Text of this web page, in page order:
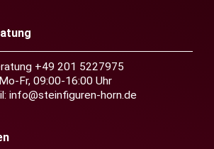
+49 201 5227975
Mo-Fr, 09:00-16:00 Uhr
info@steinfiguren-horn.de